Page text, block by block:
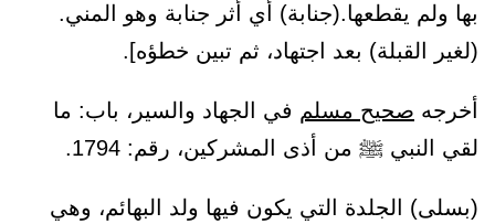
بها ولم يقطعها.(جنابة) أي أثر جنابة وهو المني.
(لغير القبلة) بعد اجتهاد، ثم تبين خطؤه].
أخرجه صحيح مسلم في الجهاد والسير، باب: ما
لقي النبي ﷺ من أذى المشركين، رقم: 1794.
(بسلى) الجلدة التي يكون فيها ولد البهائم، وهي